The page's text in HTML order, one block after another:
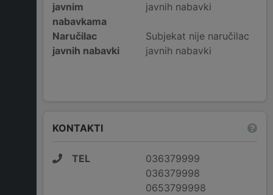
javnim
nabavkama
javnih nabavki
Naručilac
javnih nabavki
Subjekat nije naručilac
javnih nabavki
KONTAKTI
TEL
036379999
036379998
0653799998